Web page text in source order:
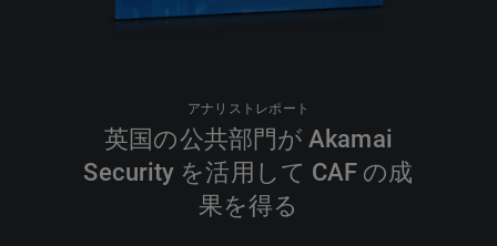
アナリストレポート
英国の公共部門が Akamai
Security を活用して CAF の成
果を得る